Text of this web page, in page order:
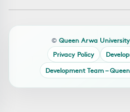
© Queen Arwa University
Privacy Policy
Development Team –